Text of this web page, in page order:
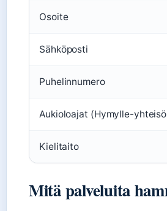
Osoite
Sähköposti
Puhelinnumero
Aukioloajat (Hymylle-
Kielitaito
Mitä palveluita